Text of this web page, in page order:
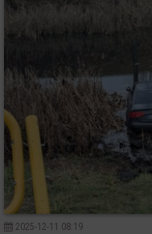
2025-12-11 08:19